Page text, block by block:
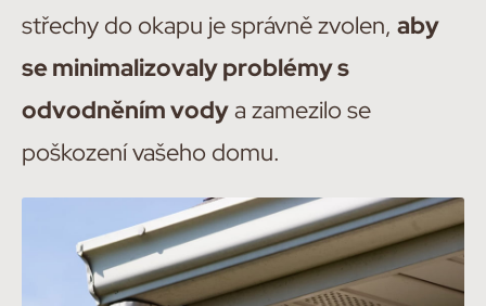
střechy do okapu je správně zvolen, aby
se minimalizovaly problémy s
odvodněním vodya zamezilo se
poškození vašeho domu.